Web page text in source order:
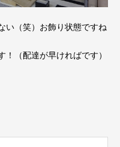
い（笑）お飾り状態ですね
（配達が早ければです）